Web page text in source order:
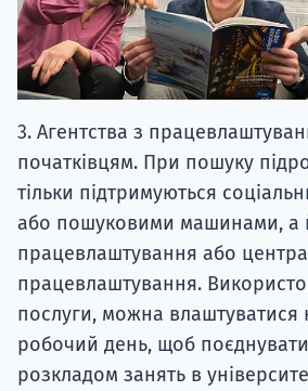
3. Агентства з
початківцям. При пошуку
тільки підтримуються
або пошуковими машинами, а
працевлаштування або
працевлаштування.
послуги, можна влаштуватися
робочий день, щоб
розкладом занять в